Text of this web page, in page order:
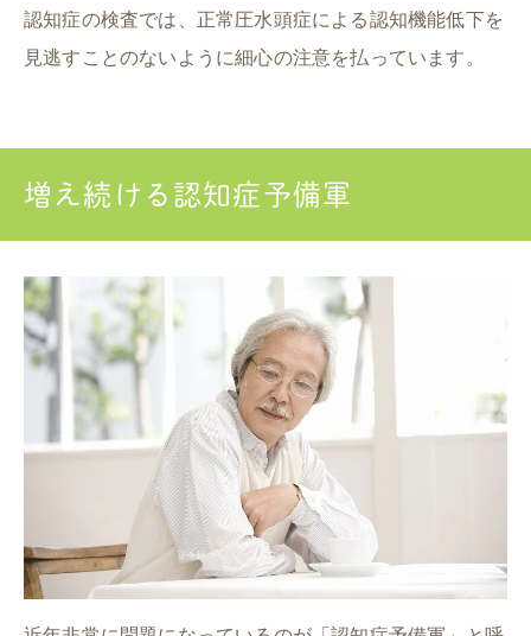
認知症の検査では、正常圧水頭症による認知機能低下を
見逃すことのないように細心の注意を払っています。
増え続ける認知症予備軍